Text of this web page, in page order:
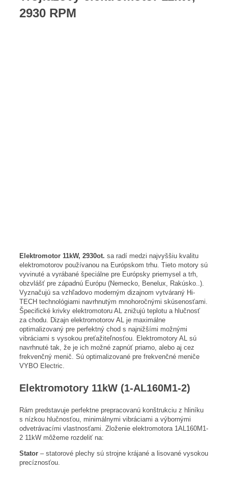
2930 RPM
Elektromotor 11kW, 2930ot. sa radí medzi najvyššiu kvalitu
elektromotorov používanou na Európskom trhu. Tieto motory sú
vyvinuté a vyrábané špeciálne pre Európsky priemysel a trh,
obzvlášť pre západnú Európu (Nemecko, Benelux, Rakúsko..).
Vyznačujú sa vzhľadovo moderným dizajnom vytváraný Hi-
TECH technológiami navrhnutým mnohoročnými skúsenosťami.
Špecifické krivky elektromotoru AL znižujú teplotu a hlučnosť
za chodu. Dizajn elektromotorov AL je maximálne
optimalizovaný pre perfektný chod s najnižšími možnými
vibráciami s vysokou preťažiteľnosťou. Elektromotory AL sú
navrhnuté tak, že je ich možné zapnúť priamo, alebo aj cez
frekvenčný menič. Sú optimalizované pre frekvenčné meniče
VYBO Electric.
Elektromotory 11kW (1-AL160M1-2)
Rám predstavuje perfektne prepracovanú konštrukciu z hliníku
s nízkou hlučnosťou, minimálnymi vibráciami a výbornými
odvetrávacími vlastnosťami. Zloženie elektromotora 1AL160M1-
2 11kW môžeme rozdeliť na:
Stator – statorové plechy sú strojne krájané a lisované vysokou
precíznosťou.